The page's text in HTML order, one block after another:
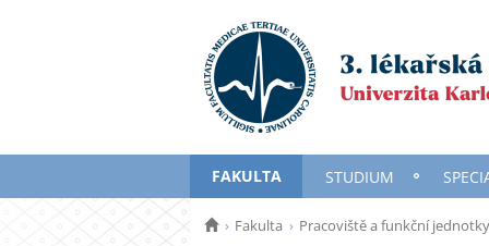
FAKULTA STUDIUM
Fakulta Pracoviště a funkční jednotky